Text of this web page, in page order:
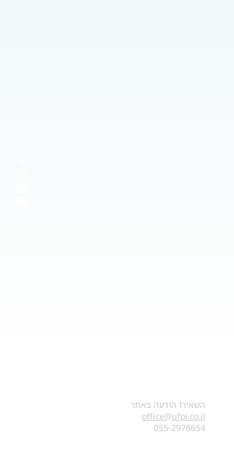
השאירו הודעה באתר
office@ufpi.co.il
​055-2976654